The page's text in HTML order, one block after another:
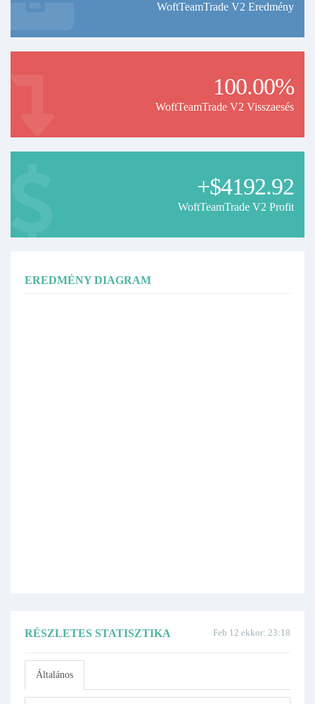
WoftTeamTrade V2 Eredmény
100.00%
WoftTeamTrade V2 Visszaesés
+$4192.92
WoftTeamTrade V2 Profit
EREDMÉNY DIAGRAM
Feb 12 ekkor: 23:18
RÉSZLETES STATISZTIKA
Általános